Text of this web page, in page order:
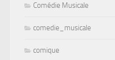
Comédie Musicale
comedie_musicale
comique